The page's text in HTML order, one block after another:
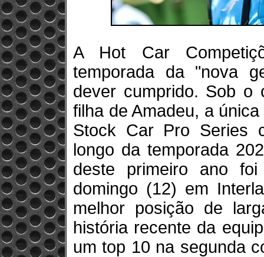
A Hot Car
temporada da "nova
dever cumprido. Sob o
filha de Amadeu, a
Stock Car Pro Series
longo da temporada
deste primeiro ano
domingo (12) em
melhor posição de
história recente da
um top 10 na segunda